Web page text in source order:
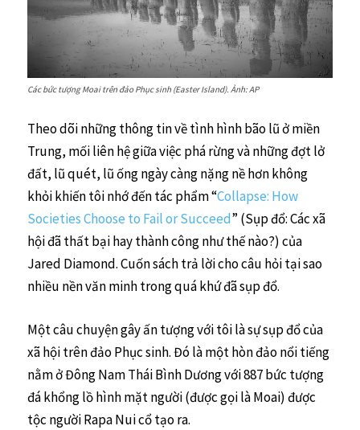
Các bức tượng Moai trên đảo Phục sinh (Easter Island). Ảnh: AP
Theo dõi những thông tin về tình hình bão lũ ở miền
Trung, mối liên hệ giữa việc phá rừng và những đợt lở
đất, lũ quét, lũ ống ngày càng nặng nề hơn không
khỏi khiến tôi nhớ đến tác phẩm “Collapse: How
Societies Choose to Fail or Succeed” (Sụp đổ: Các xã
hội đã thất bại hay thành công như thế nào?) của
Jared Diamond. Cuốn sách trả lời cho câu hỏi tại sao
nhiều nền văn minh trong quá khứ đã sụp đổ.
Một câu chuyện gây ấn tượng với tôi là sự sụp đổ của
xã hội trên đảo Phục sinh. Đó là một hòn đảo nổi tiếng
nằm ở Đông Nam Thái Bình Dương với 887 bức tượng
đá khổng lồ hình mặt người (được gọi là Moai) được
tộc người Rapa Nui cổ tạo ra.